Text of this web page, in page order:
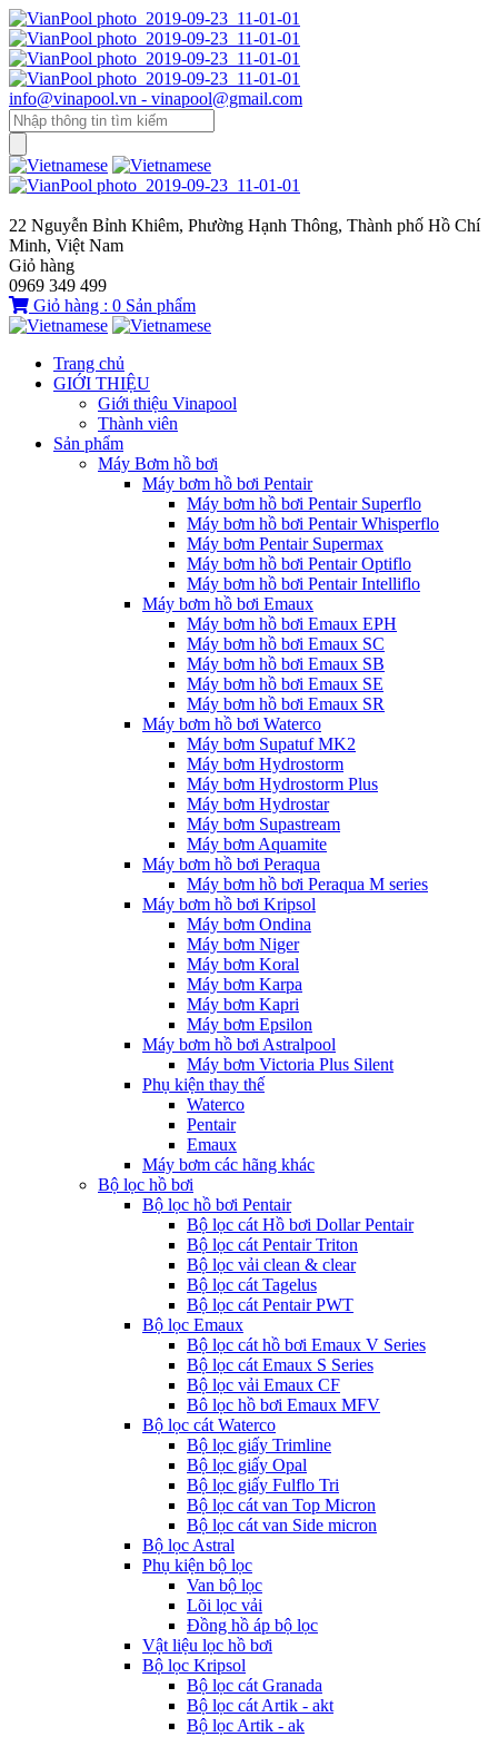
info@vinapool.vn - vinapool@gmail.com
22 Nguyễn Bỉnh Khiêm, Phường Hạnh Thông, Thành phố Hồ Chí
Minh, Việt Nam
Giỏ hàng
0969 349 499
Giỏ hàng : 0 Sản phẩm
Trang chủ
GIỚI THIỆU
Giới thiệu Vinapool
Thành viên
Sản phẩm
Máy Bơm hồ bơi
Máy bơm hồ bơi Pentair
Máy bơm hồ bơi Pentair Superflo
Máy bơm hồ bơi Pentair Whisperflo
Máy bơm Pentair Supermax
Máy bơm hồ bơi Pentair Optiflo
Máy bơm hồ bơi Pentair Intelliflo
Máy bơm hồ bơi Emaux
Máy bơm hồ bơi Emaux EPH
Máy bơm hồ bơi Emaux SC
Máy bơm hồ bơi Emaux SB
Máy bơm hồ bơi Emaux SE
Máy bơm hồ bơi Emaux SR
Máy bơm hồ bơi Waterco
Máy bơm Supatuf MK2
Máy bơm Hydrostorm
Máy bơm Hydrostorm Plus
Máy bơm Hydrostar
Máy bơm Supastream
Máy bơm Aquamite
Máy bơm hồ bơi Peraqua
Máy bơm hồ bơi Peraqua M series
Máy bơm hồ bơi Kripsol
Máy bơm Ondina
Máy bơm Niger
Máy bơm Koral
Máy bơm Karpa
Máy bơm Kapri
Máy bơm Epsilon
Máy bơm hồ bơi Astralpool
Máy bơm Victoria Plus Silent
Phụ kiện thay thế
Waterco
Pentair
Emaux
Máy bơm các hãng khác
Bộ lọc hồ bơi
Bộ lọc hồ bơi Pentair
Bộ lọc cát Hồ bơi Dollar Pentair
Bộ lọc cát Pentair Triton
Bộ lọc vải clean & clear
Bộ lọc cát Tagelus
Bộ lọc cát Pentair PWT
Bộ lọc Emaux
Bộ lọc cát hồ bơi Emaux V Series
Bộ lọc cát Emaux S Series
Bộ lọc vải Emaux CF
Bô lọc hồ bơi Emaux MFV
Bộ lọc cát Waterco
Bộ lọc giấy Trimline
Bộ lọc giấy Opal
Bộ lọc giấy Fulflo Tri
Bộ lọc cát van Top Micron
Bộ lọc cát van Side micron
Bộ lọc Astral
Phụ kiện bộ lọc
Van bộ lọc
Lõi lọc vải
Đồng hồ áp bộ lọc
Vật liệu lọc hồ bơi
Bộ lọc Kripsol
Bộ lọc cát Granada
Bộ lọc cát Artik - akt
Bộ lọc Artik - ak